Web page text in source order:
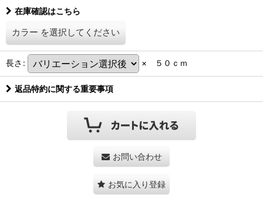
在庫確認はこちら
カラー を選択してください
長さ : × ５０ｃｍ
返品特約に関する重要事項
お問い合わせ
お気に入り登録